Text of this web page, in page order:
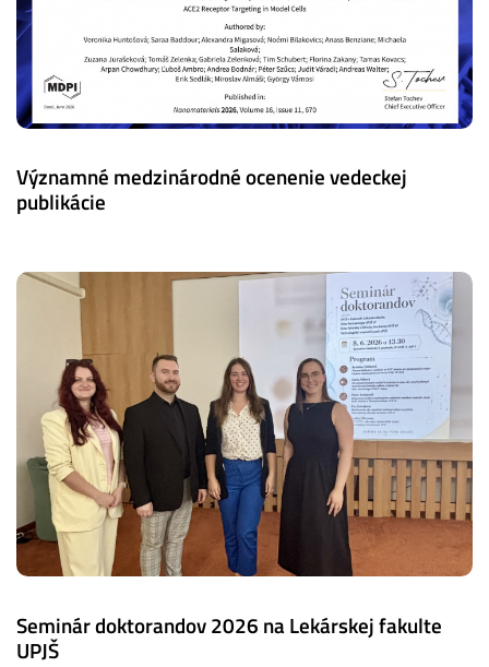
Významné medzinárodné ocenenie vedeckej
publikácie
Seminár doktorandov 2026 na Lekárskej fakulte
UPJŠ